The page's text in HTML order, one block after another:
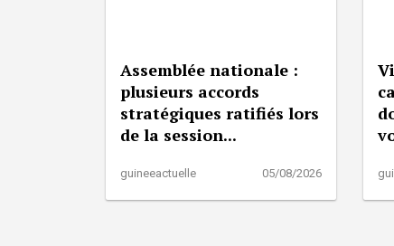
Assemblée nationale :
plusieurs accords
stratégiques ratifiés lors
de la session...
guineeactuelle 05/08/2026